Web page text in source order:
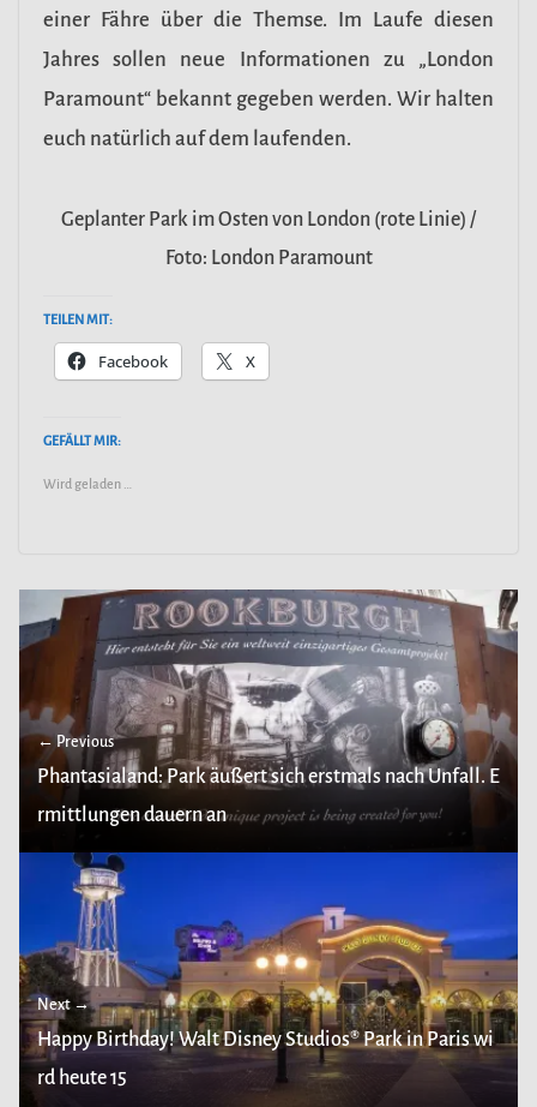
einer Fähre über die Themse. Im Laufe diesen
Jahres sollen neue Informationen zu „London
Paramount“ bekannt gegeben werden. Wir halten
euch natürlich auf dem laufenden.
Geplanter Park im Osten von London (rote Linie) /
Foto: London Paramount
TEILEN MIT:
Facebook X
GEFÄLLT MIR:
Wird geladen …
← Previous
Phantasialand: Park äußert sich erstmals nach Unfall. E
rmittlungen dauern an
Next →
Happy Birthday! Walt Disney Studios® Park in Paris wi
rd heute 15